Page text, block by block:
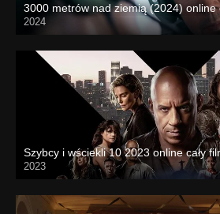
3000 metrów nad ziemią (2024) online
2024
Szybcy i wściekli 10 2023 online cały
2023